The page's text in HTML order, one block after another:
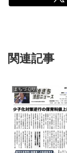
関連記事
まちづくり